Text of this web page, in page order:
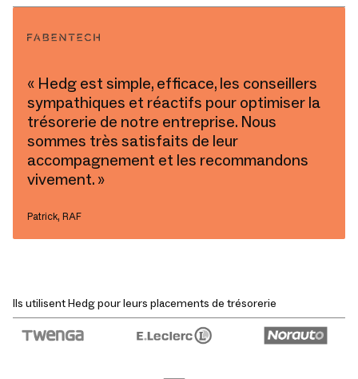
« Hedg est simple, efficace, les conseillers
sympathiques et réactifs pour optimiser la
trésorerie de notre entreprise. Nous
sommes très satisfaits de leur
accompagnement et les recommandons
vivement. »
Patrick, RAF
Ils utilisent Hedg pour leurs placements de trésorerie